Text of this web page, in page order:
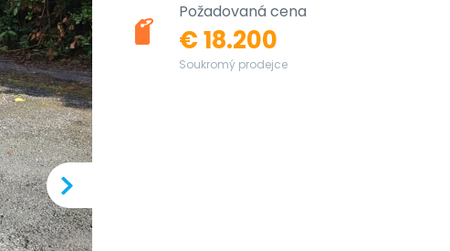
Požadovaná cena
€ 18.200
Soukromý prodejce